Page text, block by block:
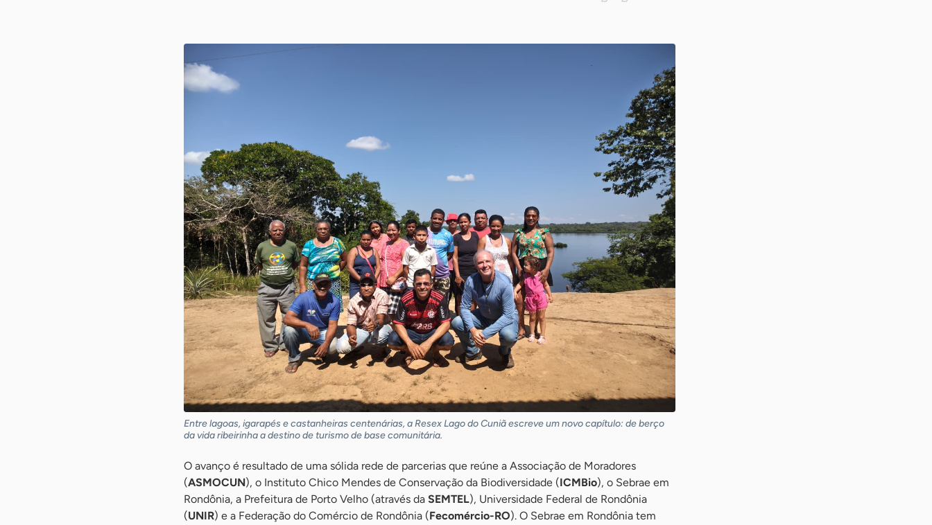
Entre lagoas, igarapés e castanheiras centenárias, a Resex Lago do Cuniã escreve um novo capítulo: de berço
da vida ribeirinha a destino de turismo de base comunitária.
O avanço é resultado de uma sólida rede de parcerias que reúne a Associação de Moradores
(ASMOCUN), o Instituto Chico Mendes de Conservação da Biodiversidade (ICMBio), o Sebrae em
Rondônia, a Prefeitura de Porto Velho (através da SEMTEL), Universidade Federal de Rondônia
(UNIR) e a Federação do Comércio de Rondônia (Fecomércio-RO). O Sebrae em Rondônia tem